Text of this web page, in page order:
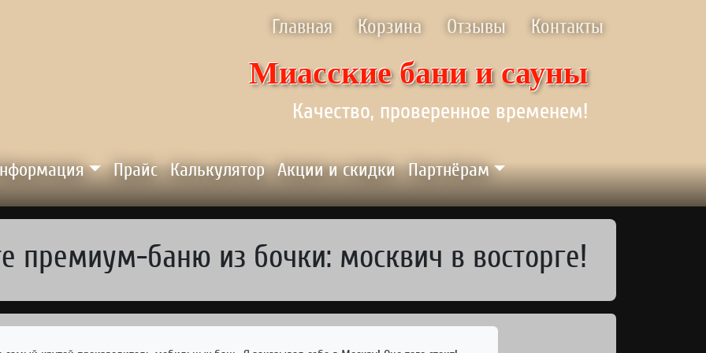
Главная Корзина Отзывы Контакты
Миасские бани и сауны
Качество, проверенное временем!
Прайс Калькулятор Акции и скидки Партнёрам
премиум-баню из бочки: москвич в восторге!